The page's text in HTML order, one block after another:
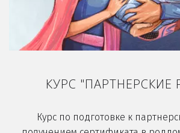
КУРС "ПАРТНЕРСКИЕ
Курс по подготовке к